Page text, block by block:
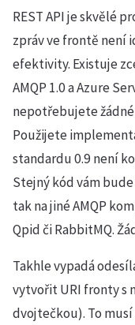
REST API je skvělé
zpráv ve frontě není
efektivity. Existuje
AMQP 1.0 a Azure
nepotřebujete žádné
Použijete
standardu 0.9 není
Stejný kód vám
tak na jiné AMQP
Qpid či RabbitMQ.
Takhle vypadá
vytvořit URI fronty s
dvojtečkou). To